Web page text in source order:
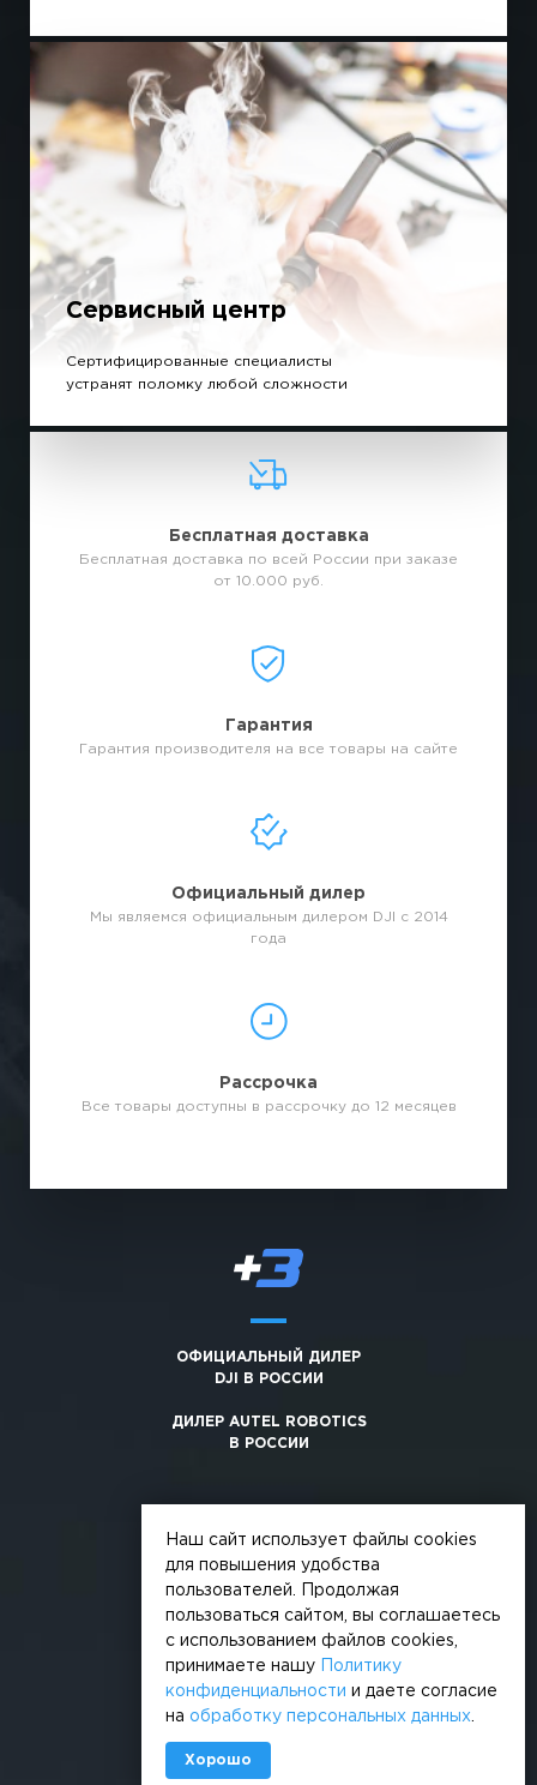
Сервисный центр
Сертифицированные специалисты
устранят поломку любой сложности
Бесплатная доставка
Бесплатная доставка по всей России при заказе
от 10.000 руб.
Гарантия
Гарантия производителя на все товары на сайте
Официальный дилер
Мы являемся официальным дилером DJI с 2014
года
Рассрочка
Все товары доступны в рассрочку до 12 месяцев
ОФИЦИАЛЬНЫЙ ДИЛЕР
DJI В РОССИИ
ДИЛЕР AUTEL ROBOTICS
В РОССИИ
© 2026, +3. Все права защищены
Обработка персональных данных
Наш сайт использует файлы cookies
для повышения удобства
пользователей. Продолжая
пользоваться сайтом, вы соглашаетесь
с использованием файлов cookies,
принимаете нашу
Политику
конфиденциальности
и даете согласие
на обработку персональных данных
Хорошо